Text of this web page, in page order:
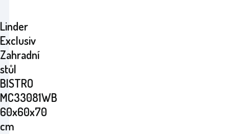
Linder
Exclusiv
Zahradní
stůl
BISTRO
MC33081WB
60x60x70
cm